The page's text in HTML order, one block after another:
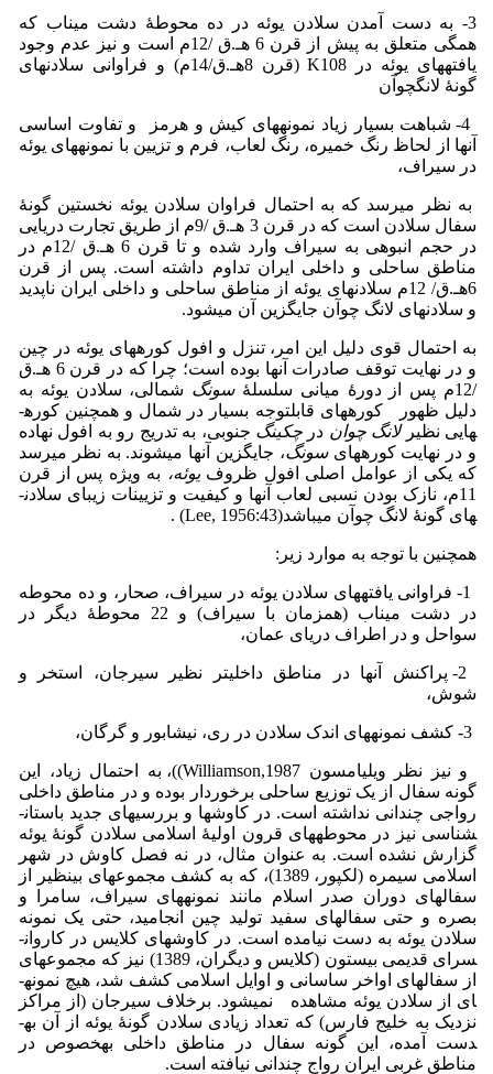
3- به دست آمدن سلادن یوئه در ده محوطۀ دشت میناب که
همگی متعلق به پیش از قرن 6 هـ.ق /12م است و نیز عدم وجود
یافته­های یوئه در K108 (قرن 8هـ.ق/14م) و فراوانی سلادن­های
گونۀ لانگ­چوآن
4- شباهت بسیار زیاد نمونه­های کیش و هرمز و تفاوت اساسی
آنها از لحاظ رنگ خمیره، رنگ لعاب، فرم و تزیین با نمونه­های یوئه
در سیراف،
به نظر می­رسد که به احتمال فراوان سلادن یوئه نخستین گونۀ
سفال سلادن است که در قرن 3 هـ.ق /9م از طریق تجارت دریایی
در حجم انبوهی به سیراف وارد شده و تا قرن 6 هـ.ق /12م در
مناطق ساحلی و داخلی ایران تداوم داشته است. پس از قرن
6هـ.ق/ 12م سلادن­های یوئه از مناطق ساحلی و داخلی ایران ناپدید
و سلادن­های لانگ چوآن جایگزین آن می­شود.
به احتمال قوی دلیل این امر، تنزل و افول کوره­های یوئه در چین
و در نهایت توقف صادرات آنها بوده است؛ چرا که در قرن 6 هـ.ق
/12م پس از دورۀ میانی سلسلۀ
سونگ شمالی، سلادن یوئه به
دلیل ظهور کوره­های قابل­توجه بسیار در شمال و همچنین کوره­
هایی نظیرلانگ چوان درچکینگ جنوبی، به تدریج رو به افول نهاده
و در نهایت کوره­هایسونگ، جایگزین آنها می­شوند. به نظر می­رسد
که یکی از عوامل اصلی افول ظروفیوئه، به ویژه پس از قرن
11م، نازک بودن نسبی لعاب آنها و کیفیت و تزیینات زیبای سلادن­
های گونۀ لانگ چوآن می­باشد(Lee, 1956:43) .
همچنین با توجه به موارد زیر:
1- فراوانی یافته­های سلادن یوئه در سیراف، صحار، و ده محوطه
در دشت میناب (هم­زمان با سیراف) و 22 محوطۀ دیگر در
سواحل و در اطراف دریای عمان،
2- پراکنش آنها در مناطق داخلی­تر نظیر سیرجان، استخر و
شوش،
و نیز نظر ویلیامسون Williamson,1987))، به احتمال زیاد، این
گونه سفال از یک توزیع ساحلی برخوردار بوده و در مناطق داخلی
رواجی چندانی نداشته است. در کاوش­ها و بررسی­های جدید باستان­
شناسی نیز در محوطه­های قرون اولیۀ اسلامی سلادن گونۀ یوئه
گزارش نشده است. به عنوان مثال، در نه فصل کاوش­ در شهر
اسلامی سیمره (لک­­پور، 1389)، که به کشف مجموعه­ای بی­نظیر از
سفال­های دوران صدر اسلام مانند نمونه­های سیراف، سامرا و
بصره و حتی سفال­های سفید تولید چین انجامید، حتی یک نمونه
سلادن یوئه به دست نیامده است. در کاوش­های کلایس در کاروان­
سرای قدیمی بیستون (کلایس و دیگران، 1389) نیز که مجموعه­ای
از سفال­های اواخر ساسانی و اوایل اسلامی کشف شد، هیچ نمونه­
ای از سلادن یوئه مشاهده نمی­شود. برخلاف سیرجان (از مراکز
نزدیک به خلیج فارس) که تعداد زیادی سلادن گونۀ یوئه از آن به­
دست آمده، این گونه سفال در مناطق داخلی به­خصوص در
مناطق غربی ایران رواج چندانی نیافته است.